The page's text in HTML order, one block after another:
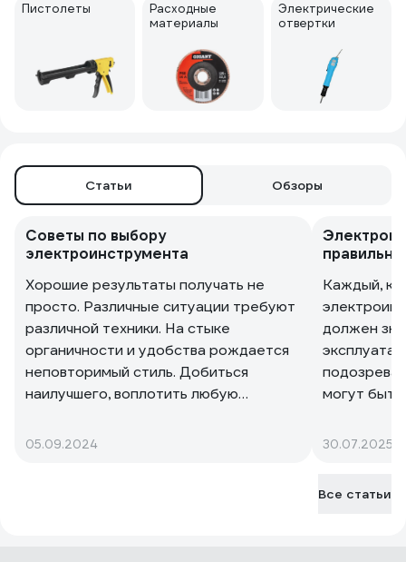
Пистолеты
Расходные
материалы
Электрические
отвертки
Статьи Обзоры
Все статьи
Советы по выбору
электроинструмента
Хорошие результаты получать не
просто. Различные ситуации требуют
различной техники. На стыке
органичности и удобства рождается
неповторимый стиль. Добиться
наилучшего, воплотить любую
современного электроинструмента.
05.09.2024
Каждый,
должен
могут быть
30.07.2025